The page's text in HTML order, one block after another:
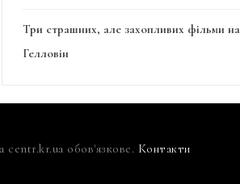
Три страшних, але захопливих фільми на
Гелловін
centr.kr.ua обов'язкове. Контакти